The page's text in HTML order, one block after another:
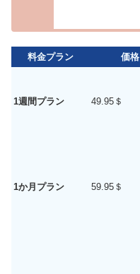
料金プラン 価格
1週間プラン 49.95＄
1か月プラン 59.95＄